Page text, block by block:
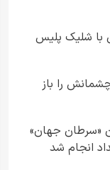
با شلیک پلیس
را باز
«سرطان جهان»
انجام شد